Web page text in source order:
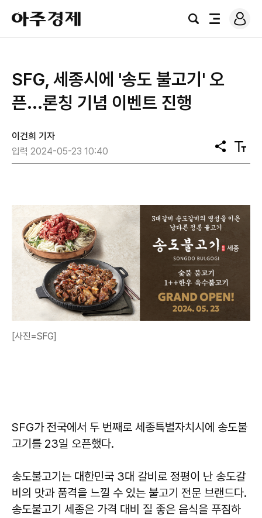
아
주
경
검
전
로
그
SFG, 세종시에 '송도 불고기' 오
픈...론칭 기념 이벤트 진행
이건희 기자
입력 2024-05-23 10:40
공
유
텍
스
[사진=SFG]
SFG가 전국에서 두 번째로 세종특별자치시에 송도불
고기를 23일 오픈했다.
송도불고기는 대한민국 3대 갈비로 정평이 난 송도갈
비의 맛과 품격을 느낄 수 있는 불고기 전문 브랜드다.
송도불고기 세종은 가격 대비 질 좋은 음식을 푸짐하